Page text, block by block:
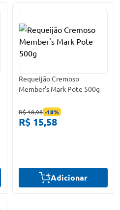
Requeijão Cremoso
Member's Mark Pote 500g
R$ 18,98 -18%
R$ 15,58
Adicionar